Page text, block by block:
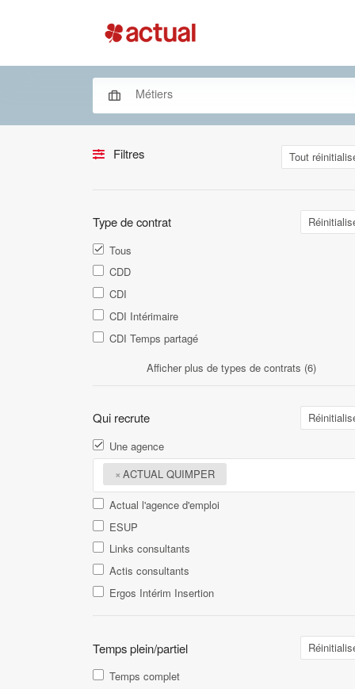
Filtres Tout
Type de contrat
Tous
CDD
CDI
CDI Intérimaire
CDI Temps partagé
Afficher plus de types de contrats (6)
Qui recrute
Une agence
× ACTUAL QUIMPER
Actual l'agence d'emploi
ESUP
Links consultants
Actis consultants
Ergos Intérim Insertion
Temps plein/partiel
Temps complet